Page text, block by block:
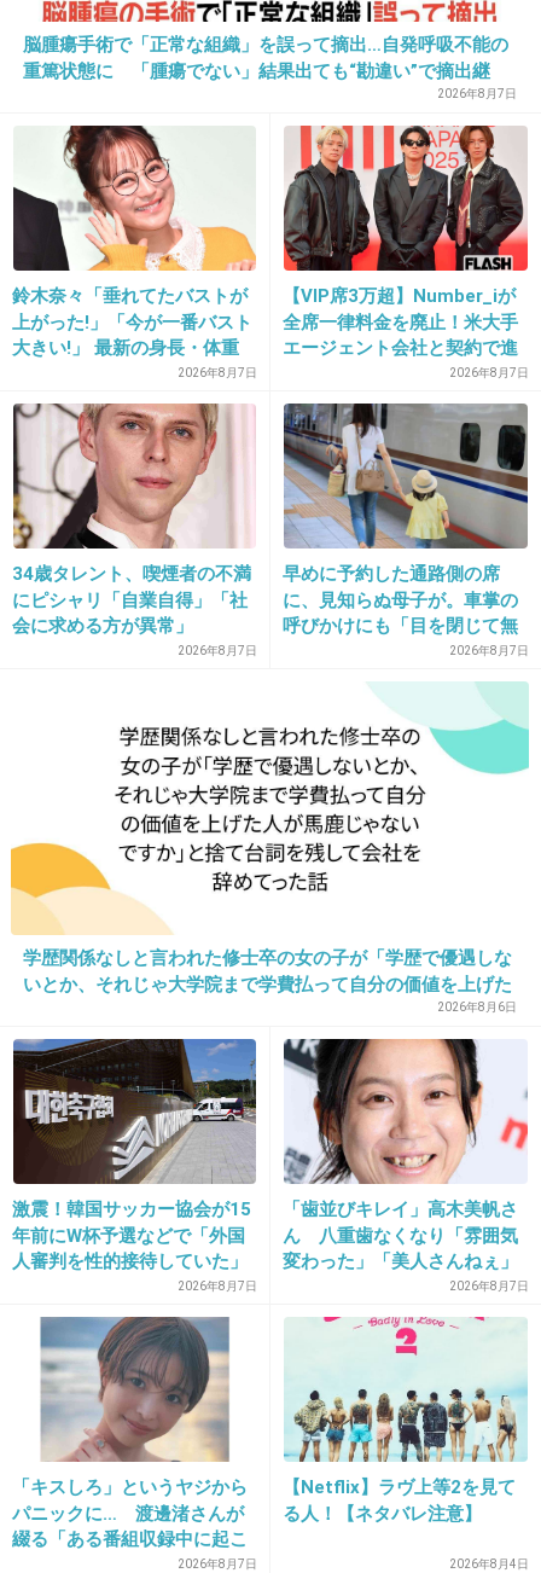
35. 匿名2013/07/02(火) 06:09:08
私も「宝くじ」億当選したい。ちゃんと生きま
す。道も外しません。当たらせてくださいっ！
+52 -1
2013/07/02(火) 06:25:08
一度でいいので、「あなた、痩せすぎじゃな
い？」と言われてみたい。
-2
37. 匿名 2013/07/02(火) 06:41:18
セックスレスを解消したい。
そして、赤ちゃんが欲しいよ。
+28 -1
美少女になりたーい
+10
39. 匿名 2013/07/02(火) 06:50:55
家族が患っている病気が治りますように。
おばあちゃん長生きして欲しい(Ｔ＿Ｔ)
40. 匿名2013/07/02(火) 06:56:37
悩みやストレスのない一日を過ごしてみたい
+25 -0
41. 匿名2013/07/02(火) 07:02:19
やっと授かった命。
元気に元気に育ちますように。
+54 -1
42. 匿名 2013/07/02(火) 07:17:42
脳腫瘍手術で「正常な組織」を誤って摘出…自発呼吸不能の
重篤状態に 「腫瘍でない」結果出ても“勘違い”で摘出継
続 通常の生活送っていた患者が手足も動かず 京大病院
2026年8月7日
鈴木奈々「垂れてたバストが
上がった!」「今が一番バスト
大きい!」 最新の身長・体重
2026年8月7日
【VIP席3万超】Number_iが
全席一律料金を廃止！米大手
エージェント会社と契約で進
2026年8月7日
34歳タレント、喫煙者の不満
にピシャリ「自業自得」「社
会に求める方が異常」
2026年8月7日
早めに予約した通路側の席
に、見知らぬ母子が。車掌の
呼びかけにも「目を閉じて無
視」して居座られました。無
理やり奪われた席は、結局“や
ったもん勝ち”になってしまう
のでしょうか？
2026年8月7日
学歴関係なしと言われた修士卒の女の子が「学歴で優遇しな
いとか、それじゃ大学院まで学費払って自分の価値を上げた
人が馬鹿じゃないですか」と捨て台詞を残し会社を辞めてっ
た
2026年8月6日
激震！韓国サッカー協会が15
年前にW杯予選などで「外国
人審判を性的接待していた」
疑惑のスキャンダルが発覚！
7試合20人が対象で日本人審
判が含まれていたとの指摘
も…
2026年8月7日
「歯並びキレイ」高木美帆さ
ん 八重歯なくなり「雰囲気
変わった」「美人さんねぇ」
「歯列矯正してるんや」2026年8月7日
「キスしろ」というヤジから
パニックに… 渡邊渚さんが
綴る「ある番組収録中に起こ
ったフラッシュバック」2026年8月7日
【Netflix】ラヴ上等2を見て
る人！【ネタバレ注意】
2026年8月4日